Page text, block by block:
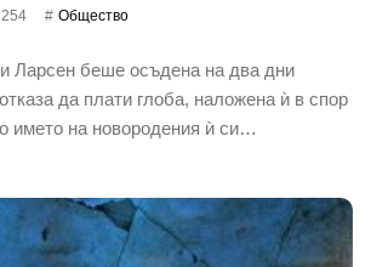
254 Общество
Ларсен беше осъдена на два дни
да плати глоба, наложена ѝ в спор
името на новородения ѝ си…